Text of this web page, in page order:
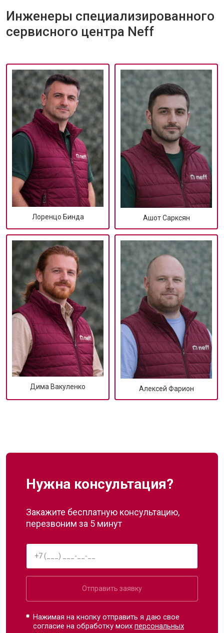
Инженеры специализированного
сервисного центра Neff
Лоренцо Бинда Ашот Сарксян
Дима Вакуленко Алексей Фарион
Нужна консультация?
Закажите бесплатную консультацию,
перезвоним за 5 минут
Отправить заявку
Нажимая на кнопку отправить я даю свое
согласие на обработку моихперсональных